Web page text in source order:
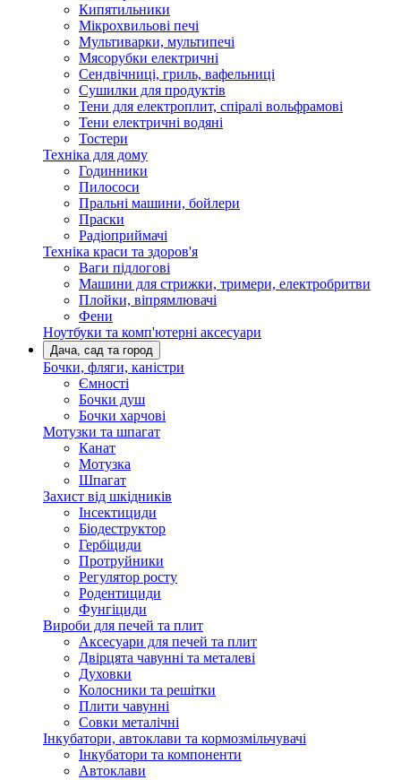
Кипятильники
Мікрохвильові печі
Мультиварки, мультипечі
Мясорубки електричні
Сендвічниці, гриль, вафельниці
Сушилки для продуктів
Тени для електроплит, спіралі вольфрамові
Тени електричні водяні
Тостери
Техніка для дому
Годинники
Пилососи
Пральні машини, бойлери
Праски
Радіоприймачі
Техніка краси та здоров'я
Ваги підлогові
Машини для стрижки, тримери, електробритви
Плойки, віпрямлювачі
Фени
Ноутбуки та комп'ютерні аксесуари
Дача, сад та город
Бочки, фляги, каністри
Ємності
Бочки душ
Бочки харчові
Мотузки та шпагат
Канат
Мотузка
Шпагат
Захист від шкідників
Інсектициди
Біодеструктор
Гербіциди
Протруйники
Регулятор росту
Родентициди
Фунгіциди
Вироби для печей та плит
Аксесуари для печей та плит
Двірцята чавунні та металеві
Духовки
Колосники та решітки
Плити чавунні
Совки металічні
Інкубатори, автоклави та кормозмільчувачі
Інкубатори та компоненти
Автоклави